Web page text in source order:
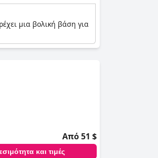
μια βολική βάση για
Από 51 $
και τιμές